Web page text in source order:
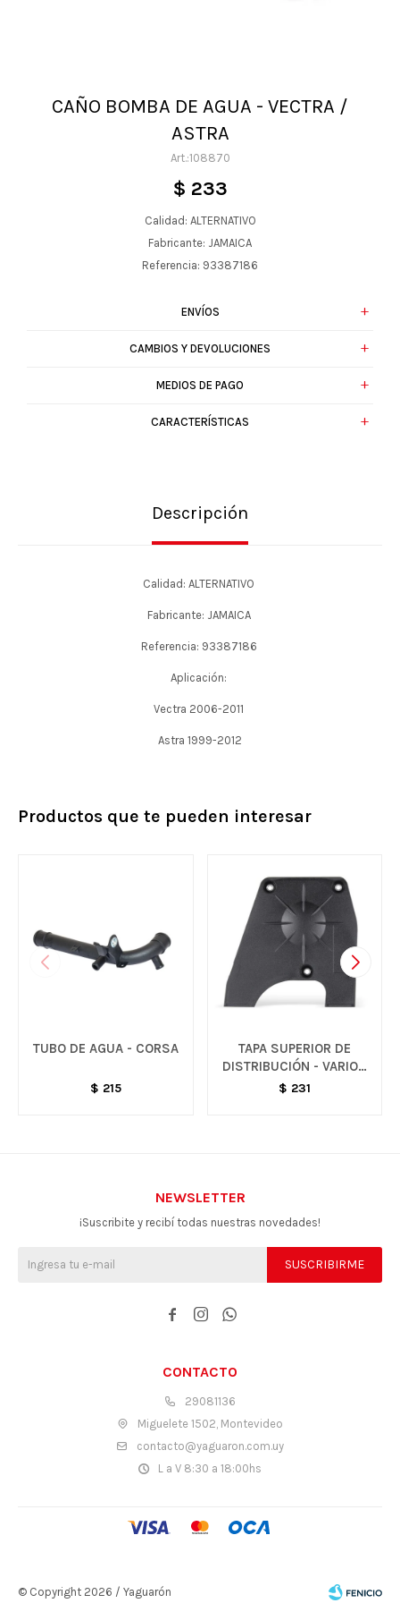
CAÑO BOMBA DE AGUA - VECTRA /
ASTRA
108870
$ 233
Calidad: ALTERNATIVO
Fabricante: JAMAICA
Referencia: 93387186
ENVÍOS
CAMBIOS Y DEVOLUCIONES
MEDIOS DE PAGO
CARACTERÍSTICAS
Descripción
Calidad: ALTERNATIVO
Fabricante: JAMAICA
Referencia: 93387186
Aplicación:
Vectra 2006-2011
Astra 1999-2012
Productos que te pueden interesar
TUBO DE AGUA - CORSA
$ 215
TAPA SUPERIOR DE
DISTRIBUCIÓN - VARIOS
MODELOS
$ 231
CONTACTO
29081136
Miguelete 1502, Montevideo
contacto@yaguaron.com.uy
L a V 8:30 a 18:00hs
NEWSLETTER
¡Suscribite y recibí todas nuestras novedades!
SUSCRIBIRME
  
© Copyright 2026 / Yaguarón